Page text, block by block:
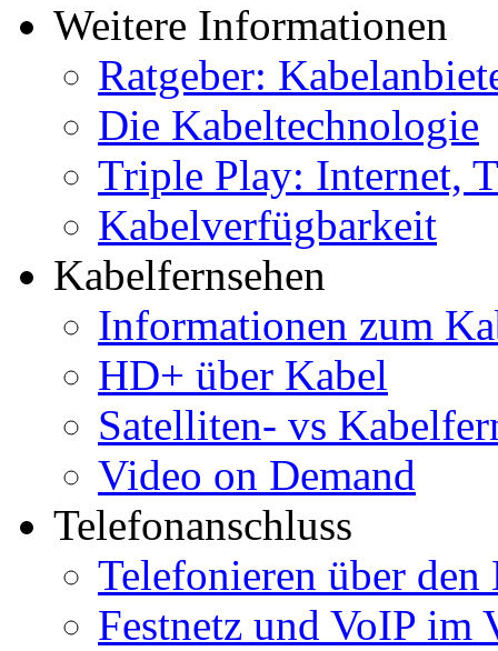
Weitere Informationen
Ratgeber:
Die Kabeltechnologie
Triple Play: Internet,
Kabelverfügbarkeit
Kabelfernsehen
Informationen zum
HD+ über Kabel
Satelliten- vs
Video on Demand
Telefonanschluss
Telefonieren über den
Festnetz und VoIP im